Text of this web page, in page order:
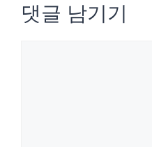
댓글 남기기